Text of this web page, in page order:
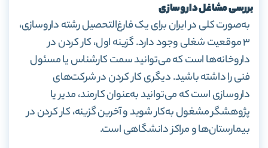
بررسی مشاغل داروسازی
به‌صورت کلی در ایران برای یک فارغ‌التحصیل رشته داروسازی،
۳ موقعیت شغلی وجود دارد. گزینه اول، کار کردن در
داروخانه‌ها است که می‌توانید سمت کارشناس یا مسئول
فنی را داشته باشید. دیگری کار کردن در شرکت‌های
داروسازی است که می‌توانید به‌عنوان کارمند، مدیر یا
پژوهشگر مشغول به‌کار شوید و آخرین گزینه، کار کردن در
بیمارستان‌ها و مراکز دانشگاهی است.